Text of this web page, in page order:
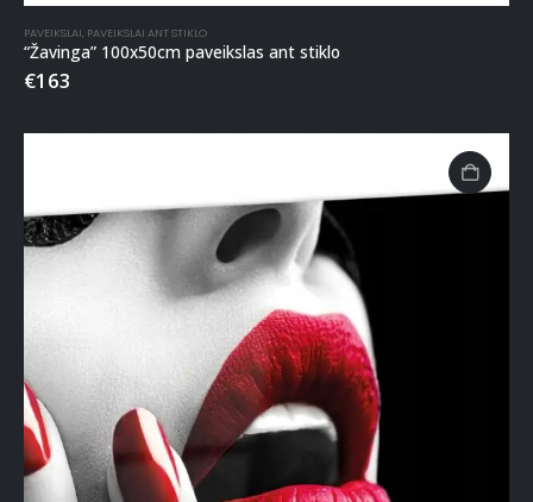
PAVEIKSLAI, PAVEIKSLAI ANT STIKLO
“Žavinga” 100x50cm paveikslas ant stiklo
€163